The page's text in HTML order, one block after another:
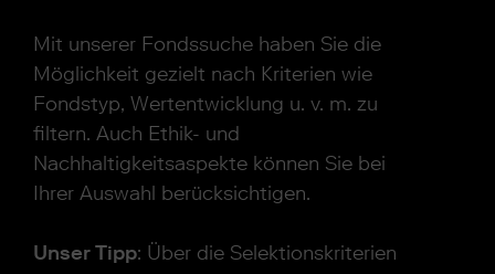
Mit unserer Fondssuche haben Sie die
Möglichkeit gezielt nach Kriterien wie
Fondstyp, Wertentwicklung u. v. m. zu
filtern. Auch Ethik- und
Nachhaltigkeitsaspekte können Sie bei
Ihrer Auswahl berücksichtigen.
Unser Tipp: Über die Selektionskriterien